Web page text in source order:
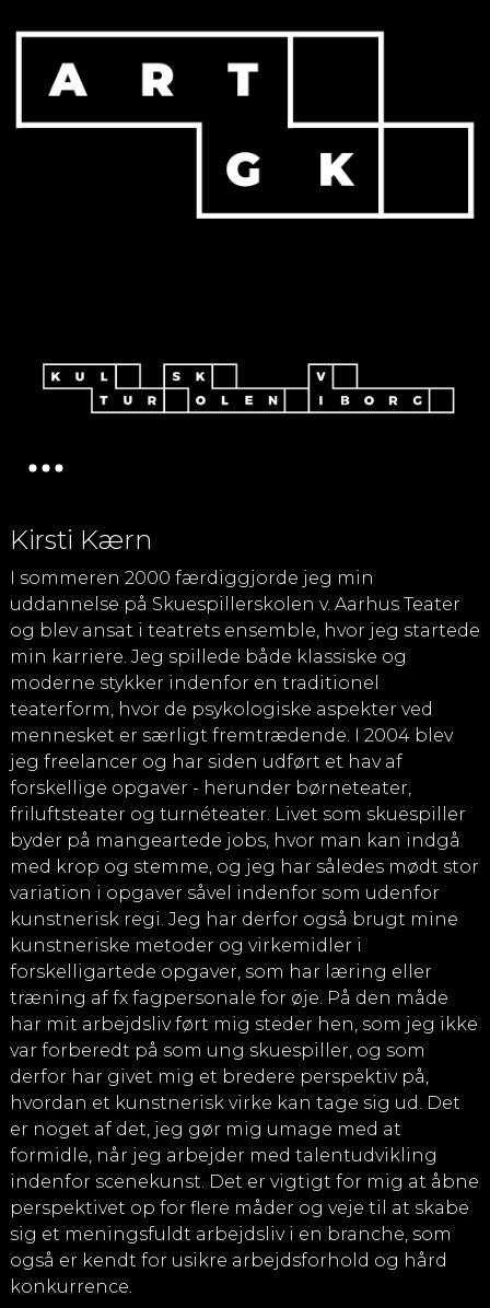
Kirsti Kærn
I sommeren 2000 færdiggjorde jeg min
uddannelse på Skuespillerskolen v. Aarhus Teater
og blev ansat i teatrets ensemble, hvor jeg startede
min karriere. Jeg spillede både klassiske og
moderne stykker indenfor en traditionel
teaterform, hvor de psykologiske aspekter ved
mennesket er særligt fremtrædende. I 2004 blev
jeg freelancer og har siden udført et hav af
forskellige opgaver - herunder børneteater,
friluftsteater og turnéteater. Livet som skuespiller
byder på mangeartede jobs, hvor man kan indgå
med krop og stemme, og jeg har således mødt stor
variation i opgaver såvel indenfor som udenfor
kunstnerisk regi. Jeg har derfor også brugt mine
kunstneriske metoder og virkemidler i
forskelligartede opgaver, som har læring eller
træning af fx fagpersonale for øje. På den måde
har mit arbejdsliv ført mig steder hen, som jeg ikke
var forberedt på som ung skuespiller, og som
derfor har givet mig et bredere perspektiv på,
hvordan et kunstnerisk virke kan tage sig ud. Det
er noget af det, jeg gør mig umage med at
formidle, når jeg arbejder med talentudvikling
indenfor scenekunst. Det er vigtigt for mig at åbne
perspektivet op for flere måder og veje til at skabe
sig et meningsfuldt arbejdsliv i en branche, som
også er kendt for usikre arbejdsforhold og hård
konkurrence.